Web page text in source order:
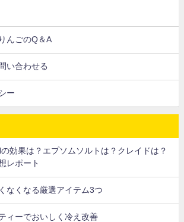
んごのQ＆A
い合わせる
ー
効果は？エプソムソルトは？クレイドは？
レポート
なくなる厳選アイテム3つ
ィーでおいしく冷え改善